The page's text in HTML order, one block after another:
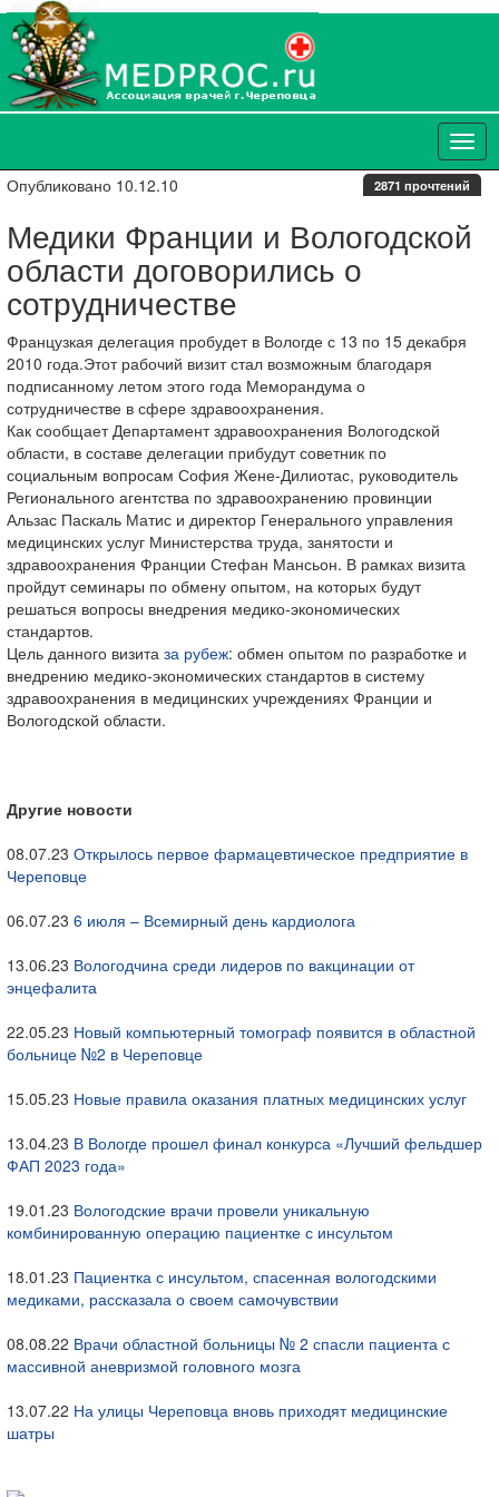
Опубликовано 10.12.10 2871 прочтений
Медики Франции и Вологодской
области договорились о
сотрудничестве
Французкая делегация пробудет в Вологде с 13 по 15 декабря
2010 года.Этот рабочий визит стал возможным благодаря
подписанному летом этого года Меморандума о
сотрудничестве в сфере здравоохранения.
Как сообщает Департамент здравоохранения Вологодской
области, в составе делегации прибудут советник по
социальным вопросам София Жене-Дилиотас, руководитель
Регионального агентства по здравоохранению провинции
Альзас Паскаль Матис и директор Генерального управления
медицинских услуг Министерства труда, занятости и
здравоохранения Франции Стефан Мансьон. В рамках визита
пройдут семинары по обмену опытом, на которых будут
решаться вопросы внедрения медико-экономических
стандартов.
Цель данного визита за рубеж: обмен опытом по разработке и
внедрению медико-экономических стандартов в систему
здравоохранения в медицинских учреждениях Франции и
Вологодской области.
Другие новости
08.07.23 Открылось первое фармацевтическое предприятие в
Череповце
06.07.23 6 июля – Всемирный день кардиолога
13.06.23 Вологодчина среди лидеров по вакцинации от
энцефалита
22.05.23 Новый компьютерный томограф появится в областной
больнице №2 в Череповце
15.05.23 Новые правила оказания платных медицинских услуг
13.04.23 В Вологде прошел финал конкурса «Лучший фельдшер
ФАП 2023 года»
19.01.23 Вологодские врачи провели уникальную
комбинированную операцию пациентке с инсультом
18.01.23 Пациентка с инсультом, спасенная вологодскими
медиками, рассказала о своем самочувствии
08.08.22 Врачи областной больницы № 2 спасли пациента с
массивной аневризмой головного мозга
13.07.22 На улицы Череповца вновь приходят медицинские
шатры